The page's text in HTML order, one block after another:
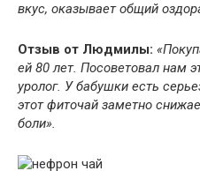
вкус, оказывает общий
Отзыв от Людмилы:
ей 80 лет. Посоветовал нам
уролог. У бабушки есть
этот фиточай заметно
боли».